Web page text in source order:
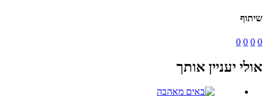
שיתוף
0
0
0
0
אולי יעניין אותך